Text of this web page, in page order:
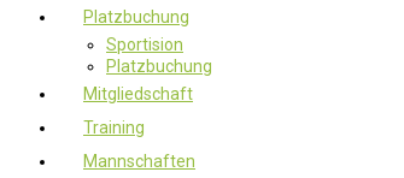
Platzbuchung
Sportision
Platzbuchung
Mitgliedschaft
Training
Mannschaften